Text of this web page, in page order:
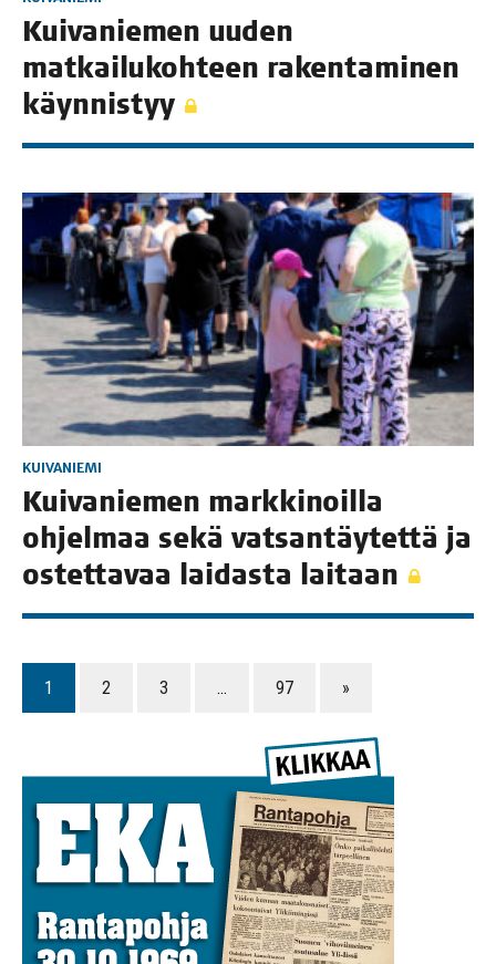
Kui­va­nie­men uuden
mat­kai­lu­koh­teen raken­ta­mi­nen
käynnistyy
KUIVANIEMI
Kui­va­nie­men mark­ki­noil­la
ohjel­maa sekä vat­san­täy­tet­tä ja
ostet­ta­vaa lai­das­ta laitaan
1 2 3 … 97 »